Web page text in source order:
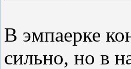
В эмпаерке
сильно, но в